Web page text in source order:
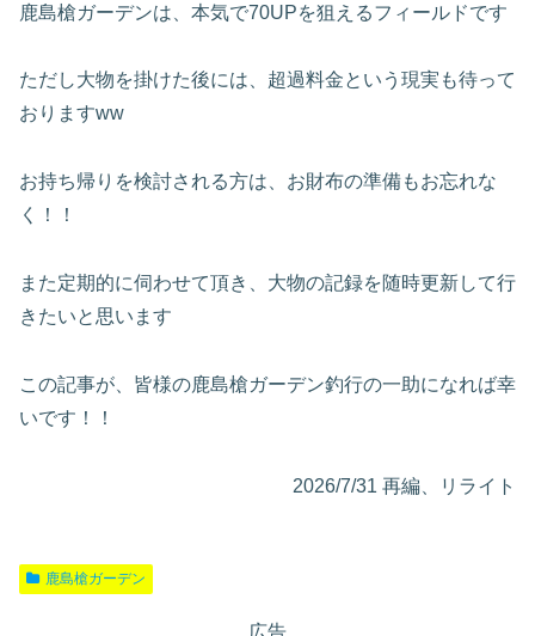
鹿島槍ガーデンは、本気で70UPを狙えるフィールドです
ただし大物を掛けた後には、超過料金という現実も待って
おりますww
お持ち帰りを検討される方は、お財布の準備もお忘れな
く！！
また定期的に伺わせて頂き、大物の記録を随時更新して行
きたいと思います
この記事が、皆様の鹿島槍ガーデン釣行の一助になれば幸
いです！！
2026/7/31 再編、リライト
鹿島槍ガーデン
広告